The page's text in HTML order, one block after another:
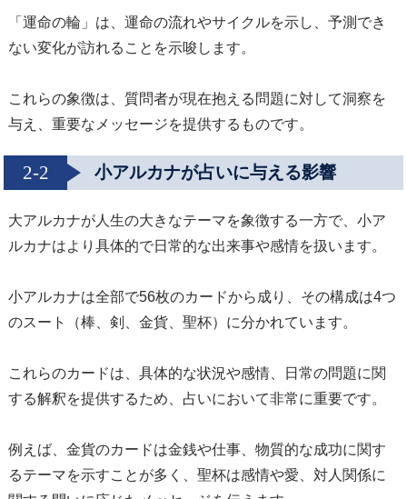
「運命の輪」は、運命の流れやサイクルを示し、予測でき
ない変化が訪れることを示唆します。
これらの象徴は、質問者が現在抱える問題に対して洞察を
与え、重要なメッセージを提供するものです。
2-2 小アルカナが占いに与える影響
大アルカナが人生の大きなテーマを象徴する一方で、小ア
ルカナはより具体的で日常的な出来事や感情を扱います。
小アルカナは全部で56枚のカードから成り、その構成は4つ
のスート（棒、剣、金貨、聖杯）に分かれています。
これらのカードは、具体的な状況や感情、日常の問題に関
する解釈を提供するため、占いにおいて非常に重要です。
例えば、金貨のカードは金銭や仕事、物質的な成功に関す
るテーマを示すことが多く、聖杯は感情や愛、対人関係に